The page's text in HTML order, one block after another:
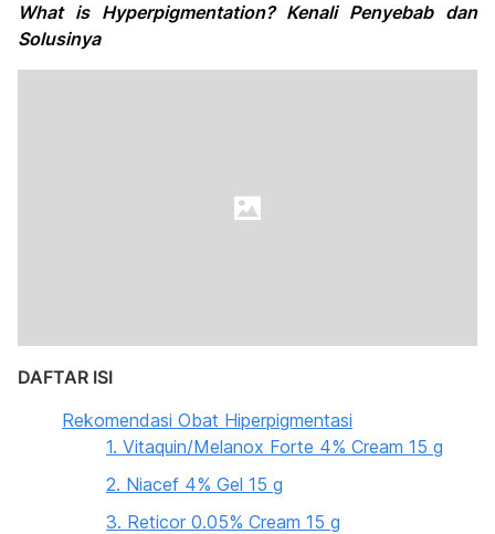
What is Hyperpigmentation? Kenali Penyebab dan
Solusinya
DAFTAR ISI
Rekomendasi Obat Hiperpigmentasi
1. Vitaquin/Melanox Forte 4% Cream 15 g
2. Niacef 4% Gel 15 g
3. Reticor 0.05% Cream 15 g